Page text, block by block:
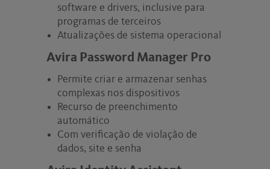
software e drivers, inclusive para
programas de terceiros
Atualizações de sistema operacional
Avira Password Manager Pro
Permite criar e armazenar senhas
complexas nos dispositivos
Recurso de preenchimento
automático
Com verificação de violação de
dados, site e senha